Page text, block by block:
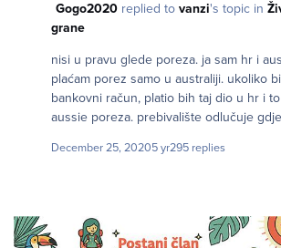
Gogo2020replied to vanzi's topic in
grane
nisi u pravu glede poreza. ja sam hr i australski državljan.
plaćam porez samo u australiji. ukoliko
bankovni račun, platio bih taj dio u hr i
aussie poreza. prebivalište odlučuje gdje plaćaš porez. dakle,
December 25, 20205 yr295 replies